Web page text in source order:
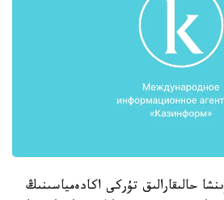
حالىقارالىق تۇركى اكادەمياسىنىڭ